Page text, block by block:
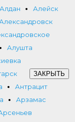
Алдан
Алейск
Алушта
Антрацит
Арзамас
ЗАКРЫТЬ